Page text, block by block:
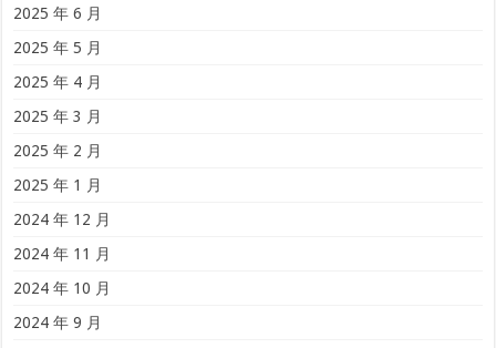
2025 年 6 月
2025 年 5 月
2025 年 4 月
2025 年 3 月
2025 年 2 月
2025 年 1 月
2024 年 12 月
2024 年 11 月
2024 年 10 月
2024 年 9 月